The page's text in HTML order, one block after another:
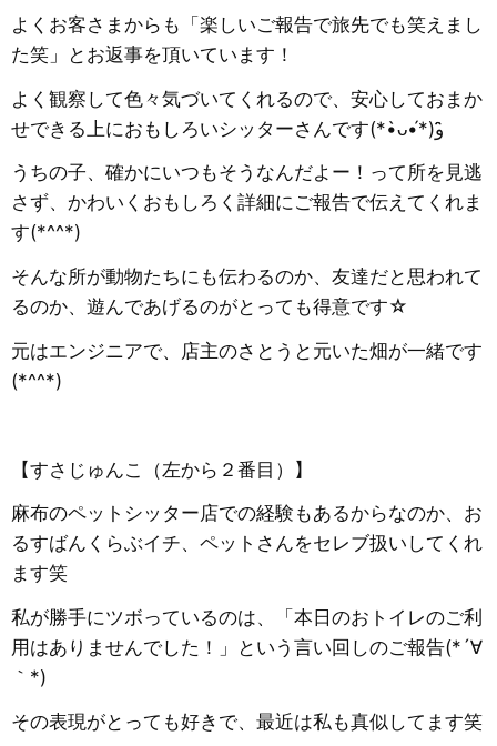
よくお客さまからも「楽しいご報告で旅先でも笑えまし
た笑」とお返事を頂いています！
よく観察して色々気づいてくれるので、安心しておまか
うちの子、確かにいつもそうなんだよー！って所を見逃
さず、かわいくおもしろく詳細にご報告で伝えてくれま
す(*^^*)
そんな所が動物たちにも伝わるのか、友達だと思われて
るのか、遊んであげるのがとっても得意です☆
元はエンジニアで、店主のさとうと元いた畑が一緒です
(*^^*)
【すさじゅんこ（左から２番目）】
麻布のペットシッター店での経験もあるからなのか、お
るすばんくらぶイチ、ペットさんをセレブ扱いしてくれ
ます笑
私が勝手にツボっているのは、「本日のおトイレのご利
用はありませんでした！」という言い回しのご報告(*´∀
｀*)
その表現がとっても好きで、最近は私も真似してます笑